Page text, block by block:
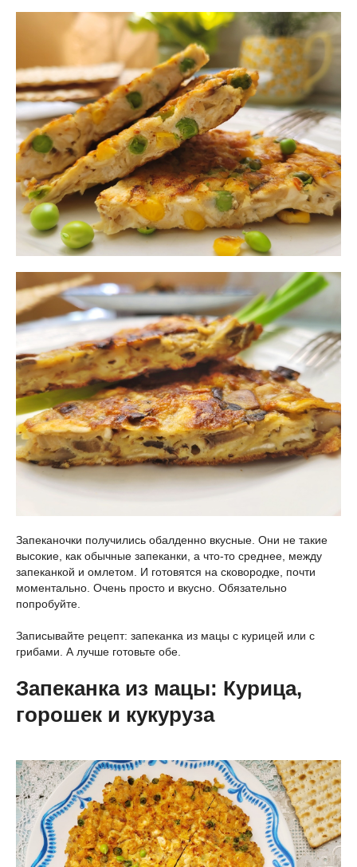
Запеканочки получились обалденно вкусные. Они не такие
высокие, как обычные запеканки, а что-то среднее, между
запеканкой и омлетом. И готовятся на сковородке, почти
моментально. Очень просто и вкусно. Обязательно
попробуйте.
Записывайте рецепт: запеканка из мацы с курицей или с
грибами. А лучше готовьте обе.
Запеканка из мацы: Курица,
горошек и кукуруза